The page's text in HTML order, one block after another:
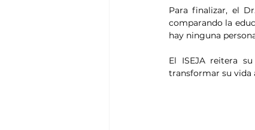
Para finalizar, el
comparando la
hay ninguna
El ISEJA reitera
transformar su vida